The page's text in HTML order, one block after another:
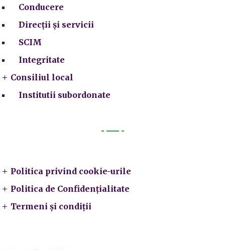
Conducere
Direcții și servicii
SCIM
Integritate
Consiliul local
Institutii subordonate
Politica privind cookie-urile
Politica de Confidențialitate
Termeni și condiții